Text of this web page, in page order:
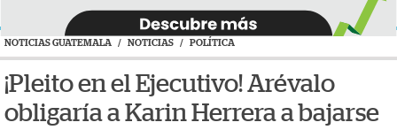
NOTICIAS GUATEMALA / NOTICIAS / POLÍTICA
¡Pleito en el Ejecutivo! Arévalo
obligaría a Karin Herrera a bajarse